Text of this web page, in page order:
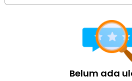
Belum ada